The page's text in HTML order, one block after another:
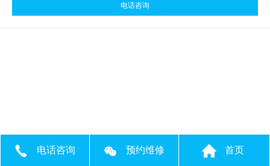
电话咨询
电话咨询 预约维修 首页